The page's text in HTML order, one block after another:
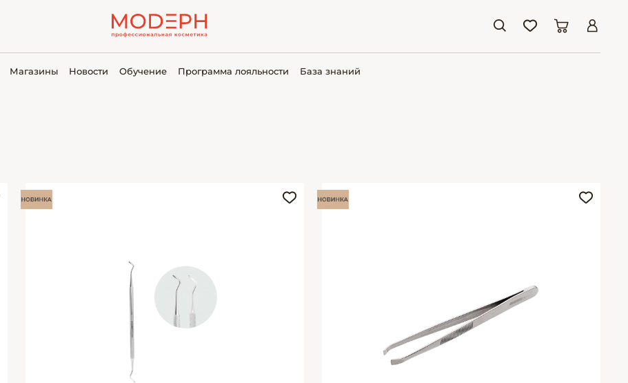
Магазины Новости Обучение Программа лояльности База знаний